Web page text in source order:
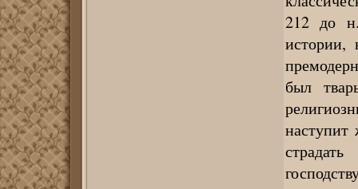
212 до
истории,
был
наступит